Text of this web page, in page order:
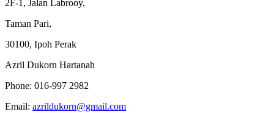
2F-1, Jalan Labrooy,
Taman Pari,
30100, Ipoh Perak
Azril Dukorn Hartanah
Phone: 016-997 2982
Email: azrildukorn@gmail.com